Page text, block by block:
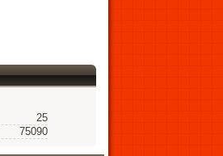
25
75090